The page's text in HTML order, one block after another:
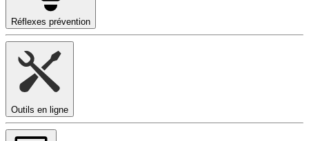
Réflexes prévention
Outils en ligne